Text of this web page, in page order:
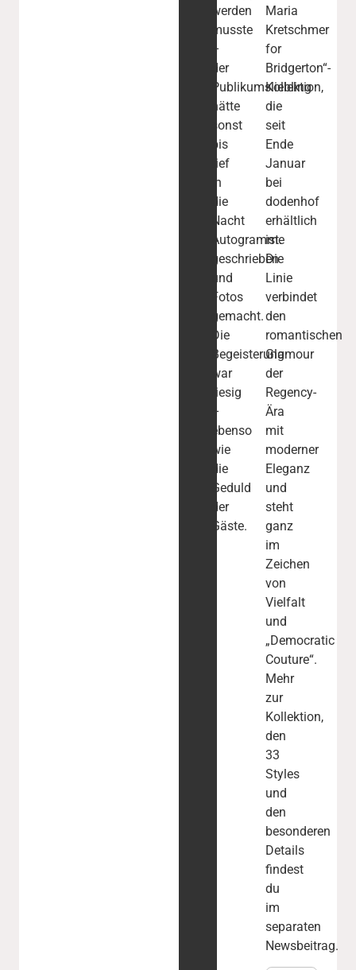
werden
musste
–
der
Publikumsliebling
hätte
sonst
bis
tief
in
die
Nacht
Autogramme
geschrieben
und
Fotos
gemacht.
Die
Begeisterung
war
riesig
–
ebenso
wie
die
Geduld
der
Gäste.
Maria
Kretschmer
for
Bridgerton“-
Kollektion,
die
seit
Ende
Januar
bei
dodenhof
erhältlich
ist.
Die
Linie
verbindet
den
romantischen
Glamour
der
Regency-
Ära
mit
moderner
Eleganz
und
steht
ganz
im
Zeichen
von
Vielfalt
und
„Democratic
Couture“.
Mehr
zur
Kollektion,
den
33
Styles
und
den
besonderen
Details
findest
du
im
separaten
Newsbeitrag.